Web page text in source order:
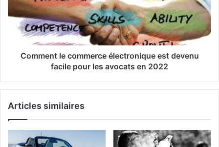
Comment le commerce électronique est devenu
facile pour les avocats en 2022
Articles similaires